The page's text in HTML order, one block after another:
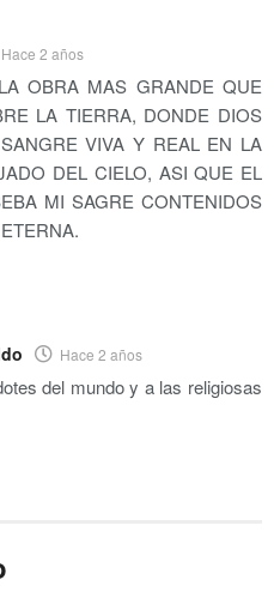
Hace 2 años
OBRA MAS GRANDE QUE
LA TIERRA, DONDE DIOS
VIVA Y REAL EN LA
DEL CIELO, ASI QUE EL
MI SAGRE CONTENIDOS
Hace 2 años
del mundo y a las religiosas